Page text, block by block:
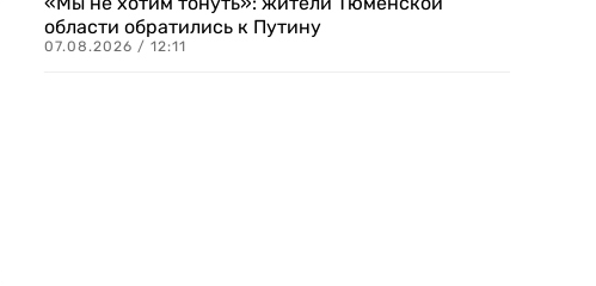
области обратились к Путину
07.08.2026 / 12:11